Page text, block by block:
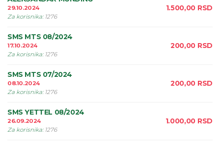
29.10.2024
Za korisnika: 1276
1.500,00 RSD
SMS MTS 08/2024
17.10.2024
Za korisnika: 1276
200,00 RSD
SMS MTS 07/2024
08.10.2024
Za korisnika: 1276
200,00 RSD
SMS YETTEL 08/2024
26.09.2024
Za korisnika: 1276
1.000,00 RSD